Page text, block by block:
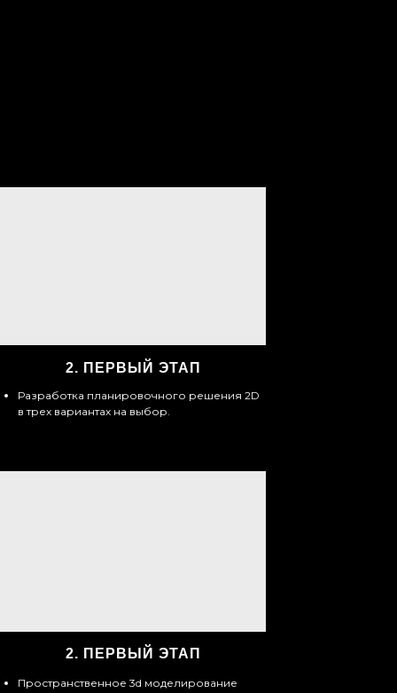
2. ПЕРВЫЙ ЭТАП
Разработка планировочного решения 2D
в трех вариантах на выбор.
2. ПЕРВЫЙ ЭТАП
Пространственное 3d моделирование